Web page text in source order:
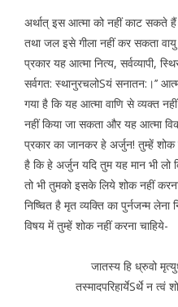
अर्थात् इस आत्मा को नहीं काट सकते
तथा जल इसे गीला नहीं कर सकता
प्रकार यह आत्मा नित्य, सर्वव्यापी,
सर्वगत: स्थानुरचलोSयं सनातन:।’’
गया है कि यह आत्मा वाणि से व्यक्त
नहीं किया जा सकता और यह आत्मा
प्रकार का जानकर हे अर्जुन! तुम्हें
है कि हे अर्जुन यदि तुम यह मान भी
तो भी तुमको इसके लिये शोक नहीं
निष्चित है मृत व्यक्ति का पुर्नजन्म
विषय में तुम्हें शोक नहीं करना चाहिये-
जातस्य हि ध्रुवो
तस्मादपरिहार्येSर्थे न त्वं